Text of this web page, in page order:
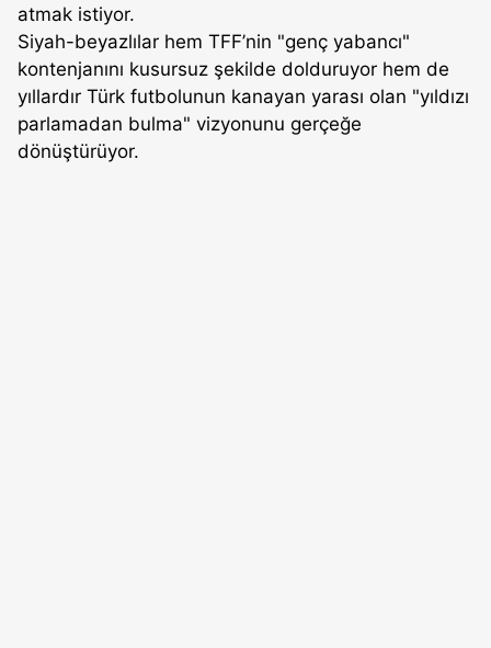
atmak istiyor.
Siyah-beyazlılar hem TFF’nin "genç yabancı"
kontenjanını kusursuz şekilde dolduruyor hem de
yıllardır Türk futbolunun kanayan yarası olan "yıldızı
parlamadan bulma" vizyonunu gerçeğe
dönüştürüyor.